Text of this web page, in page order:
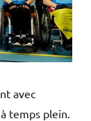
avec
temps plein.